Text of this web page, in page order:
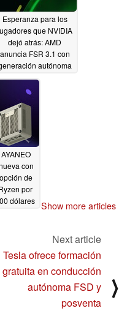
Esperanza para los
que NVIDIA
dejó atrás: AMD
anuncia FSR 3.1 con
autónoma
fotogramas y mayor
calidad visual
con
de
por
dólares
Show more articles
Next article
Tesla ofrece formación
gratuita en conducción
autónoma FSD y
posventa
⟩